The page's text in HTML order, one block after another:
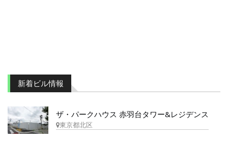
新着ビル情報
ザ・パークハウス 赤羽台タワー&レジデンス
東京都北区